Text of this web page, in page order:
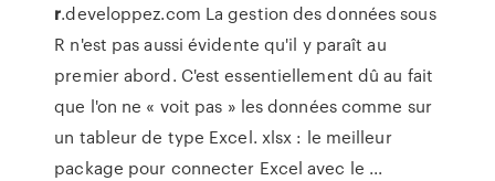
r.developpez.com La gestion des données sous
R n'est pas aussi évidente qu'il y paraît au
premier abord. C'est essentiellement dû au fait
que l'on ne « voit pas » les données comme sur
un tableur de type Excel. xlsx : le meilleur
package pour connecter Excel avec le ...